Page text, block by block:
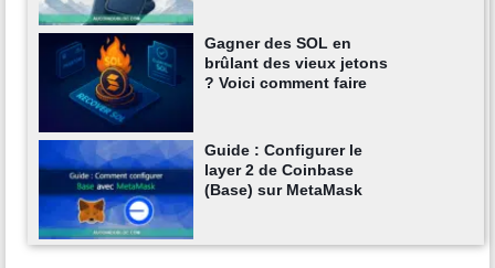
Gagner des SOL en
brûlant des vieux jetons
? Voici comment faire
Guide : Configurer le
layer 2 de Coinbase
(Base) sur MetaMask